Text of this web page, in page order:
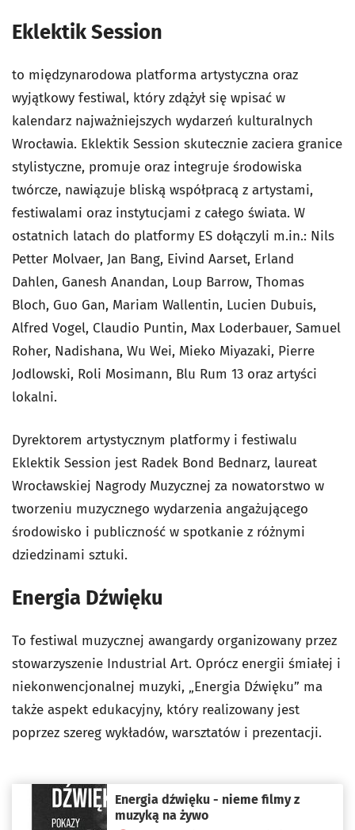
Eklektik Session
to międzynarodowa platforma artystyczna oraz
wyjątkowy festiwal, który zdążył się wpisać w
kalendarz najważniejszych wydarzeń kulturalnych
Wrocławia. Eklektik Session skutecznie zaciera granice
stylistyczne, promuje oraz integruje środowiska
twórcze, nawiązuje bliską współpracą z artystami,
festiwalami oraz instytucjami z całego świata. W
ostatnich latach do platformy ES dołączyli m.in.: Nils
Petter Molvaer, Jan Bang, Eivind Aarset, Erland
Dahlen, Ganesh Anandan, Loup Barrow, Thomas
Bloch, Guo Gan, Mariam Wallentin, Lucien Dubuis,
Alfred Vogel, Claudio Puntin, Max Loderbauer, Samuel
Roher, Nadishana, Wu Wei, Mieko Miyazaki, Pierre
Jodlowski, Roli Mosimann, Blu Rum 13 oraz artyści
lokalni.
Dyrektorem artystycznym platformy i festiwalu
Eklektik Session jest Radek Bond Bednarz, laureat
Wrocławskiej Nagrody Muzycznej za nowatorstwo w
tworzeniu muzycznego wydarzenia angażującego
środowisko i publiczność w spotkanie z różnymi
dziedzinami sztuki.
Energia Dźwięku
To festiwal muzycznej awangardy organizowany przez
stowarzyszenie Industrial Art. Oprócz energii śmiałej i
niekonwencjonalnej muzyki, „Energia Dźwięku” ma
także aspekt edukacyjny, który realizowany jest
poprzez szereg wykładów, warsztatów i prezentacji.
Energia dźwięku - nieme filmy z
muzyką na żywo